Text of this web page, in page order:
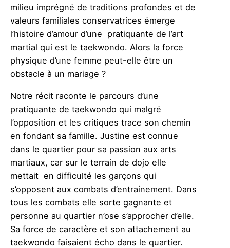
milieu imprégné de traditions profondes et de
valeurs familiales conservatrices émerge
l’histoire d’amour d’une pratiquante de l’art
martial qui est le taekwondo. Alors la force
physique d’une femme peut-elle être un
obstacle à un mariage ?
Notre récit raconte le parcours d’une
pratiquante de taekwondo qui malgré
l’opposition et les critiques trace son chemin
en fondant sa famille. Justine est connue
dans le quartier pour sa passion aux arts
martiaux, car sur le terrain de dojo elle
mettait en difficulté les garçons qui
s’opposent aux combats d’entrainement. Dans
tous les combats elle sorte gagnante et
personne au quartier n’ose s’approcher d’elle.
Sa force de caractère et son attachement au
taekwondo faisaient écho dans le quartier.